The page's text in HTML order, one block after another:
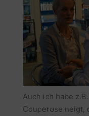
Auch ich habe
Couperose neigt,